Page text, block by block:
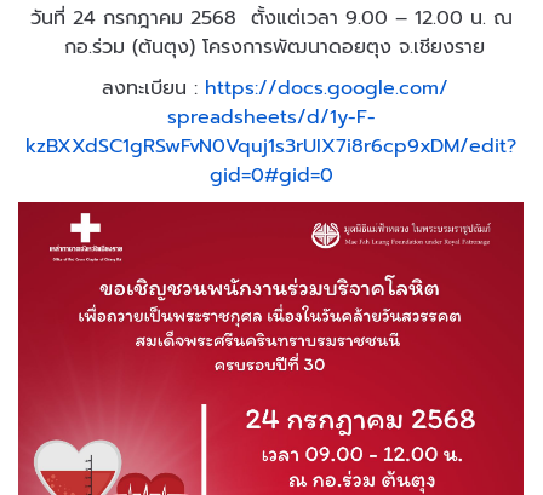
วันที่ 24 กรกฎาคม 2568 ตั้งแต่เวลา 9.00 – 12.00 น. ณ
กอ.ร่วม (ต้นตุง) โครงการพัฒนาดอยตุง จ.เชียงราย
ลงทะเบียน : https://docs.google.com/
spreadsheets/d/1y-F-
kzBXXdSC1gRSwFvN0Vquj1s3rUIX7i8r6cp9xDM/edit?
gid=0#gid=0